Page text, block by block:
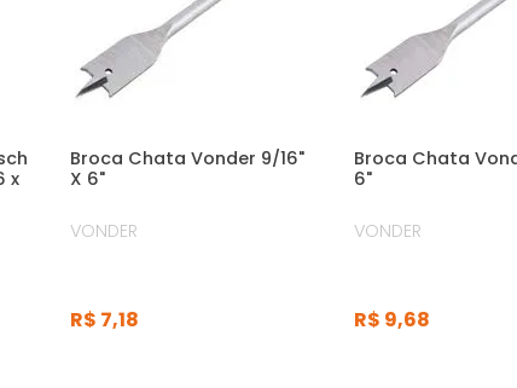
x
Broca Chata Vonder 9/16"
X 6"
VONDER
R$ 7,18
Broca Chata
6"
VONDER
R$ 9,68